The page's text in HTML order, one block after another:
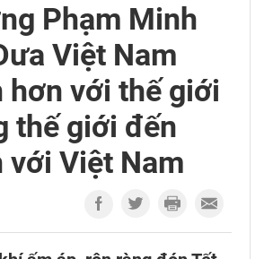
Phạm Minh
Việt Nam
hơn với thế giới
thế giới đến
với Việt Nam